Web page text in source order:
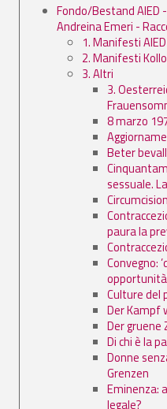
Fondo/Bestand AIED
Andreina Emeri -
1. Manifesti AIED
2. Manifesti
3. Altri
3.
8 marzo
Beter
sessuale.
Circumcision
paura la
Convegno:
Culture del
Der Kampf
Der gruene
Di chi è la
Donne
Grenzen
Eminenza:
legale?